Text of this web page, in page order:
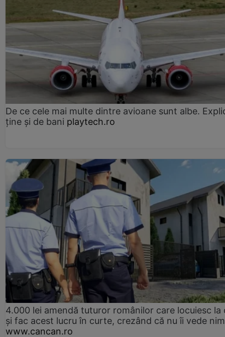
De ce cele mai multe dintre avioane sunt albe.
ține și de bani playtech.ro
4.000 lei amendă tuturor românilor care locuiesc la
și fac acest lucru în curte, crezând că nu îi vede
www.cancan.ro